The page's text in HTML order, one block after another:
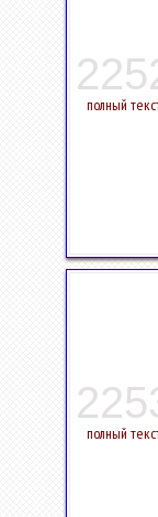
полный
полный